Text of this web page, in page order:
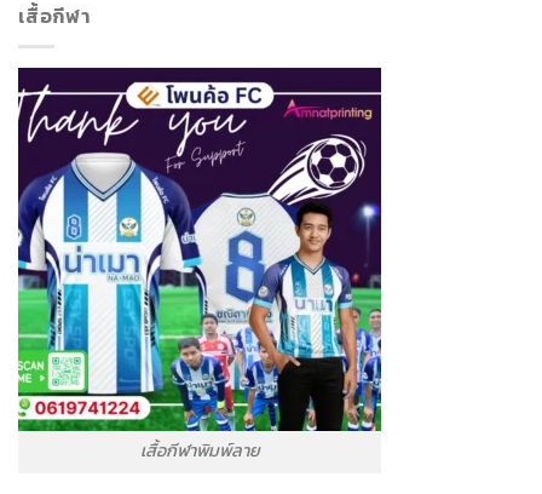
เสื้อกีฬา
เสื้อกีฬาพิมพ์ลาย